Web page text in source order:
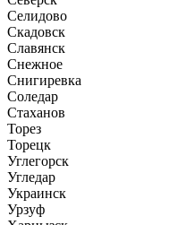
Селидово
Скадовск
Славянск
Снежное
Снигиревка
Соледар
Стаханов
Торез
Торецк
Углегорск
Угледар
Украинск
Урзуф